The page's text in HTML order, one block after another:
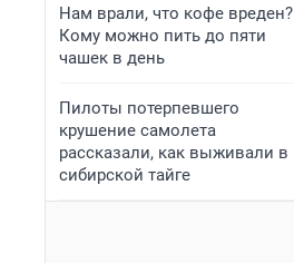
Нам врали, что кофе вреден?
Кому можно пить до пяти
чашек в день
Пилоты потерпевшего
крушение самолета
рассказали, как выживали в
сибирской тайге